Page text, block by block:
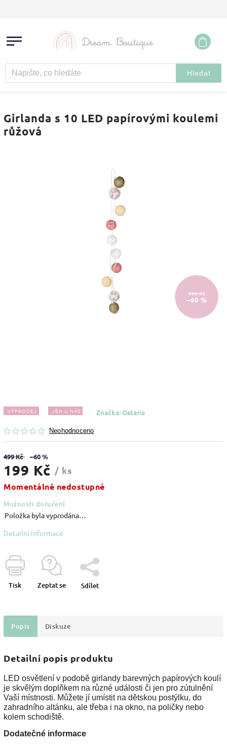
Hledat
Girlanda s 10 LED papírovými koulemi
růžová
499 Kč
–60 %
VÝPRODEJ JEN U NÁS
Neohodnoceno
Značka:Ostaria
499 Kč –60 %
199 Kč / ks
Momentálně nedostupné
Možnosti doručení
Položka byla vyprodána…
Detailní informace
Tisk Zeptat se Sdílet
Popis Diskuze
Detailní popis produktu
LED osvětlení v podobě girlandy barevných papírových koulí
je skvělým doplňkem na různé události či jen pro zútulnění
Vaší místnosti. Můžete jí umístit na dětskou postýlku, do
zahradního altánku, ale třeba i na okno, na poličky nebo
kolem schodiště.
Dodatečné informace